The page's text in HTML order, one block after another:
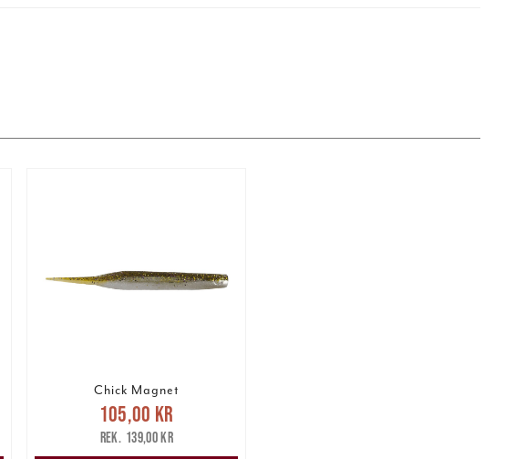
Chick Magnet
Nuvarande pris
105,00 krTidigare pris
139,00 kr
105,00 kr
139,00 kr